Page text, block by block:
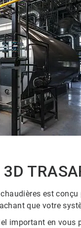
est
que votre
important en